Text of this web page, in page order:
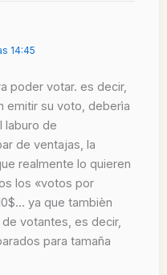
14:45
poder votar. es decir,
emitir su voto, deberìa
laburo de
de ventajas, la
realmente lo quieren
los «votos por
ya que tambièn
votantes, es decir,
para tamaña